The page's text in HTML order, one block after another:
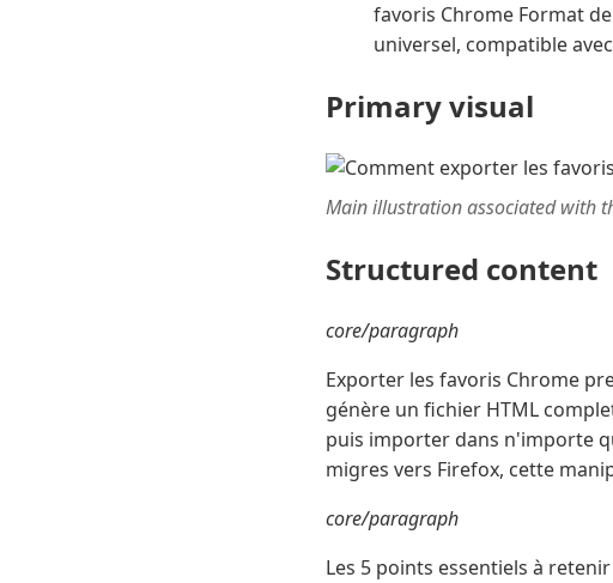
favoris Chrome Format
universel, compatible
Primary visual
Main illustration associated with
Structured content
core/paragraph
Exporter les favoris Chrome
génère un fichier HTML
puis importer dans n'importe
migres vers Firefox, cette
core/paragraph
Les 5 points essentiels à retenir